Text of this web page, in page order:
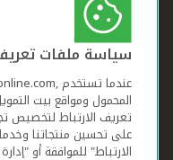
سياسة ملفات تعريف
المحمول ومواقع بيت
تعريف الارتباط لتخصيص
على تحسين منتجاتنا
الارتباط" للموافقة أو